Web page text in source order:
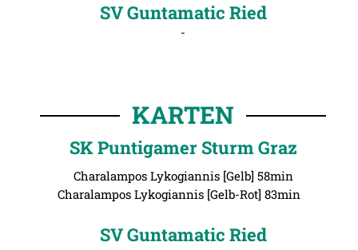
SV Guntamatic Ried
-
KARTEN
SK Puntigamer Sturm Graz
Charalampos Lykogiannis [Gelb] 58min
Charalampos Lykogiannis [Gelb-Rot] 83min
SV Guntamatic Ried